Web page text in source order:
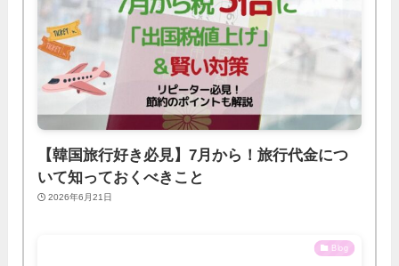
【韓国旅行好き必見】7月から！旅行代金につ
いて知っておくべきこと
2026年6月21日
Blog